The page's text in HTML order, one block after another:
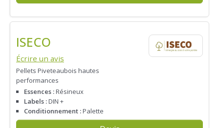
ISECO
Écrire un avis
Pellets Piveteaubois hautes
performances
Essences :Résineux
Labels :DIN +
Conditionnement :Palette